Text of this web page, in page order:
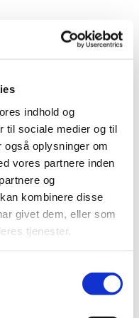
indhold og
til sociale medier og til
oplysninger om
vores partnere inden
og
kombinere disse
givet dem, eller som
tjenester.